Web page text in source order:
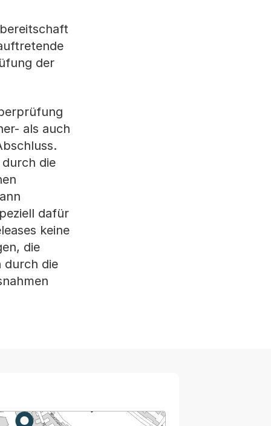
der
als auch
die
dafür
keine
die
durch die